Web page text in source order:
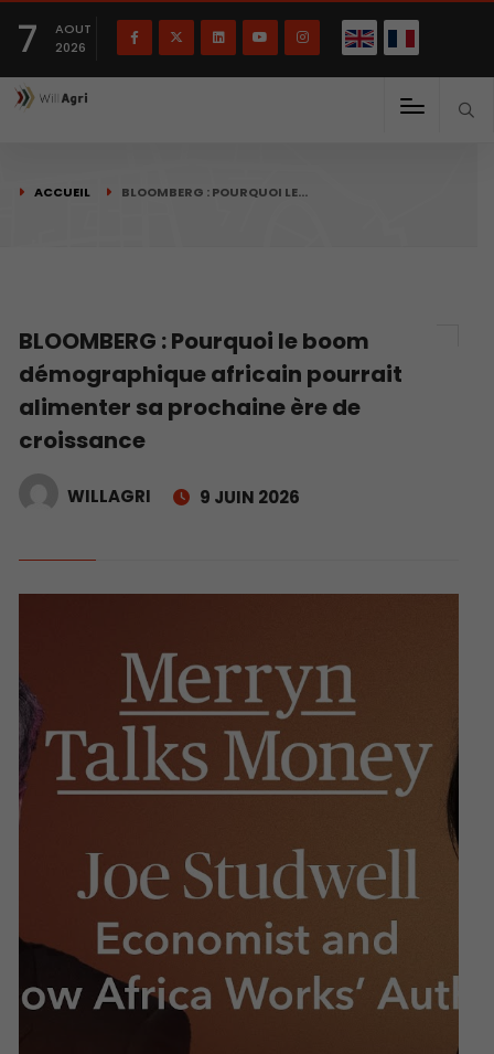
7
AOUT
2026
ACCUEIL BLOOMBERG : POURQUOI LE…
BLOOMBERG : Pourquoi le boom
démographique africain pourrait
alimenter sa prochaine ère de
croissance
WILLAGRI 9 JUIN 2026
Français English(English)